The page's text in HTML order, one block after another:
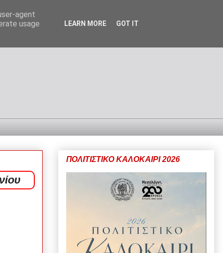
ΠΟΛΙΤΙΣΤΙΚΟ ΚΑΛΟΚΑΙΡΙ 2026
agent
usage
LEARN MORE GOT IT